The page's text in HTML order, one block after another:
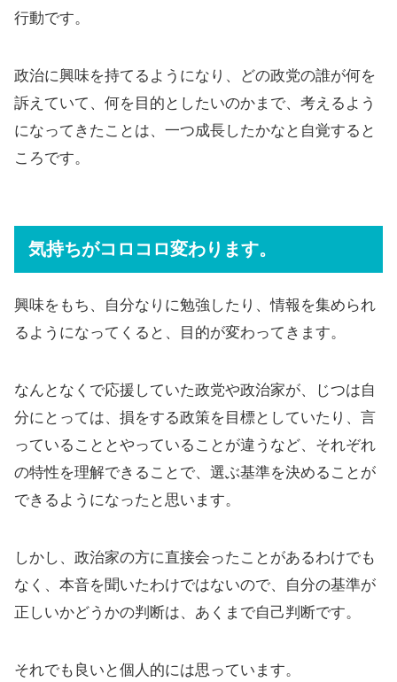
行動です。
政治に興味を持てるようになり、どの政党の誰が何を
訴えていて、何を目的としたいのかまで、考えるよう
になってきたことは、一つ成長したかなと自覚すると
ころです。
気持ちがコロコロ変わります。
興味をもち、自分なりに勉強したり、情報を集められ
るようになってくると、目的が変わってきます。
なんとなくで応援していた政党や政治家が、じつは自
分にとっては、損をする政策を目標としていたり、言
っていることとやっていることが違うなど、それぞれ
の特性を理解できることで、選ぶ基準を決めることが
できるようになったと思います。
しかし、政治家の方に直接会ったことがあるわけでも
なく、本音を聞いたわけではないので、自分の基準が
正しいかどうかの判断は、あくまで自己判断です。
それでも良いと個人的には思っています。